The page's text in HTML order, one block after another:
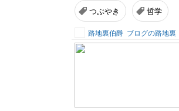
つぶやき 哲学
路地裏伯爵 ブログの路地裏